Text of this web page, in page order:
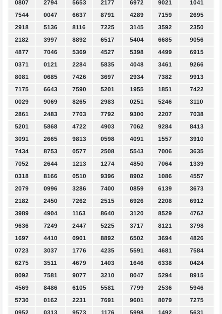
0807 2794 5653 2177 6972 9021
1041
7544
0047 6637 8791 4289 7159
2695
2918
5136 8116 7225 3145 3592
2350
2182
3997 8892 6517 5404 6685
9056
4877
7046 5369 4527 5398 4499
6915
0371
0121 2284 5835 4048 3461
9266
8081
0685 7426 3697 2934 7382
9913
7175
6643 7590 5201 1955 1851
7422
0029
9069 8265 2983 0251 5246
3110
2861
2483 7703 7792 9300 2207
7038
5201
5868 4722 4903 7062 9284
8413
3091
2665 9813 0598 4091 1557
3910
7434
8753 0577 2508 5543 7006
3635
7052
2644 1213 1274 4850 7064
1339
0318
8166 0510 9396 8902 1086
4557
2079
0996 3286 7400 0859 6139
3673
2182
2450 7262 2515 6926 2208
6912
3989
4904 1163 8640 3120 8529
4762
9636
7249 2447 5225 3717 8121
3798
1697
4410 0901 8892 6502 3694
4826
0723
3037 1776 4235 5591 4681
7584
6275
3511 4679 1403 1646 6338
0424
8092
7581 9077 3210 8047 5294
8915
4569
8486 6105 5581 7799 2536
5946
5730
0162 2231 7691 9601 8079
7275
0952
0313 9573 1176 5998 1492 5631